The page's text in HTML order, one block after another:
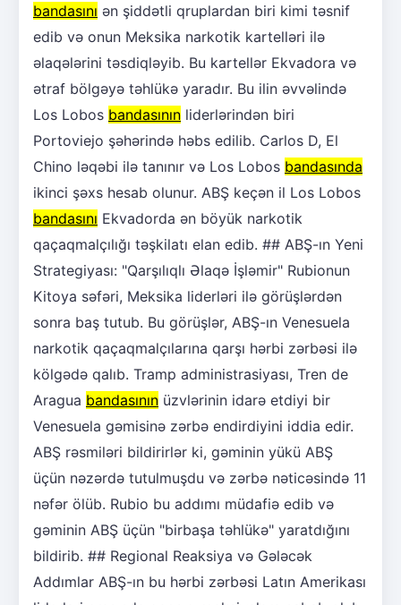
bandasını ən şiddətli qruplardan biri kimi təsnif
edib və onun Meksika narkotik kartelləri ilə
əlaqələrini təsdiqləyib. Bu kartellər Ekvadora və
ətraf bölgəyə təhlükə yaradır. Bu ilin əvvəlində
Los Lobos bandasının liderlərindən biri
Portoviejo şəhərində həbs edilib. Carlos D, El
Chino ləqəbi ilə tanınır və Los Lobos bandasında
ikinci şəxs hesab olunur. ABŞ keçən il Los Lobos
bandasını Ekvadorda ən böyük narkotik
qaçaqmalçılığı təşkilatı elan edib. ## ABŞ-ın Yeni
Strategiyası: "Qarşılıqlı Əlaqə İşləmir" Rubionun
Kitoya səfəri, Meksika liderləri ilə görüşlərdən
sonra baş tutub. Bu görüşlər, ABŞ-ın Venesuela
narkotik qaçaqmalçılarına qarşı hərbi zərbəsi ilə
kölgədə qalıb. Tramp administrasiyası, Tren de
Aragua bandasının üzvlərinin idarə etdiyi bir
Venesuela gəmisinə zərbə endirdiyini iddia edir.
ABŞ rəsmiləri bildirirlər ki, gəminin yükü ABŞ
üçün nəzərdə tutulmuşdu və zərbə nəticəsində 11
nəfər ölüb. Rubio bu addımı müdafiə edib və
gəminin ABŞ üçün "birbaşa təhlükə" yaratdığını
bildirib. ## Regional Reaksiya və Gələcək
Addımlar ABŞ-ın bu hərbi zərbəsi Latın Amerikası